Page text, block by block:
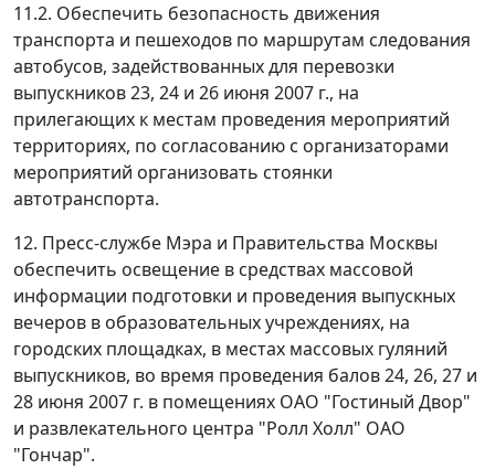
11.2. Обеспечить безопасность движения
транспорта и пешеходов по маршрутам следования
автобусов, задействованных для перевозки
выпускников 23, 24 и 26 июня 2007 г., на
прилегающих к местам проведения мероприятий
территориях, по согласованию с организаторами
мероприятий организовать стоянки
автотранспорта.
12. Пресс-службе Мэра и Правительства Москвы
обеспечить освещение в средствах массовой
информации подготовки и проведения выпускных
вечеров в образовательных учреждениях, на
городских площадках, в местах массовых гуляний
выпускников, во время проведения балов 24, 26, 27 и
28 июня 2007 г. в помещениях ОАО "Гостиный Двор"
и развлекательного центра "Ролл Холл" ОАО
"Гончар".